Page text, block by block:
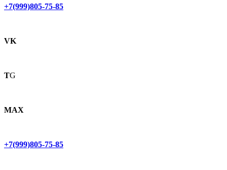
+7(999)805-75-85
VK
TG
MAX
+7(999)805-75-85